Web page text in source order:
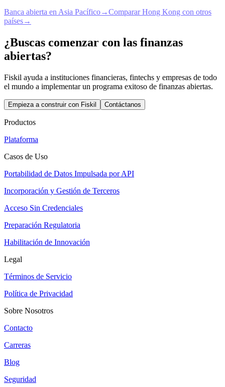
Banca abierta en Asia Pacífico→Comparar Hong Kong con otros
países→
¿Buscas comenzar con las finanzas
abiertas?
Fiskil ayuda a instituciones financieras, fintechs y empresas de todo
el mundo a implementar un programa exitoso de finanzas abiertas.
Empieza a construir con Fiskil Contáctanos
Productos
Plataforma
Casos de Uso
Portabilidad de Datos Impulsada por API
Incorporación y Gestión de Terceros
Acceso Sin Credenciales
Preparación Regulatoria
Habilitación de Innovación
Legal
Términos de Servicio
Política de Privacidad
Sobre Nosotros
Contacto
Carreras
Blog
Seguridad